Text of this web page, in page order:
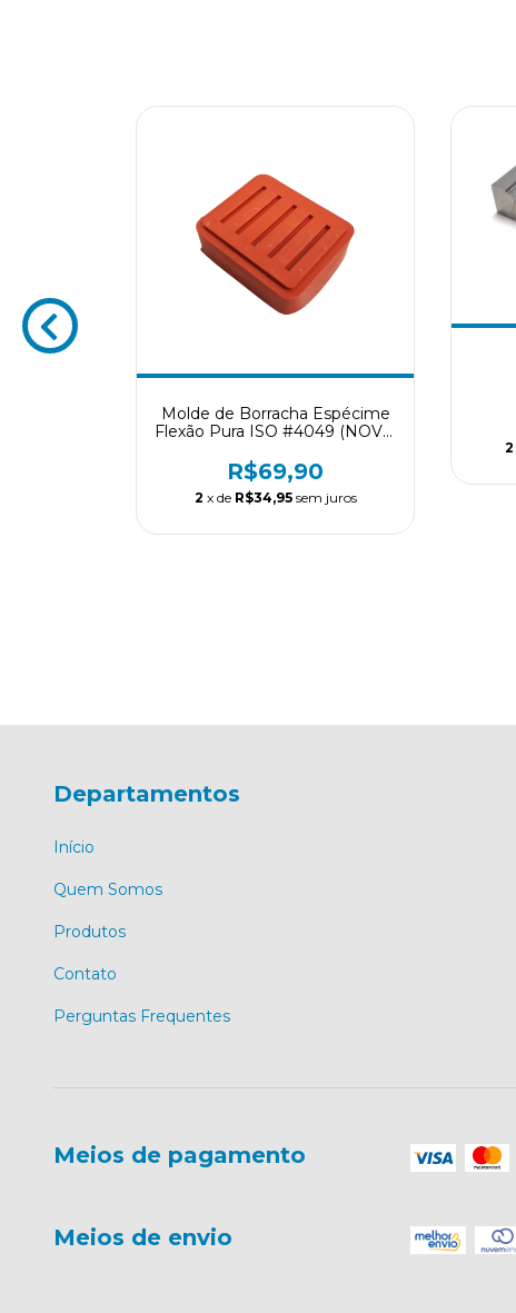
Molde de Borracha Espécime
Flexão Pura ISO #4049 (NOVO
R$69,90
2 x de R$34,95 sem juros
2
Departamentos
Início
Quem Somos
Produtos
Contato
Perguntas Frequentes
Meios de pagamento
Meios de envio